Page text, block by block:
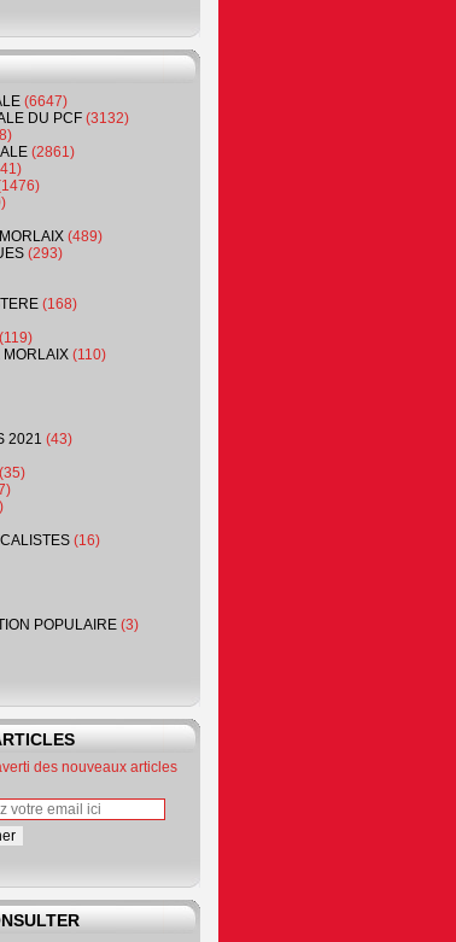
(6647)
DU PCF (3132)
(2861)
(489)
(293)
(168)
(119)
MORLAIX (110)
2021 (43)
(35)
(16)
POPULAIRE (3)
des nouveaux articles